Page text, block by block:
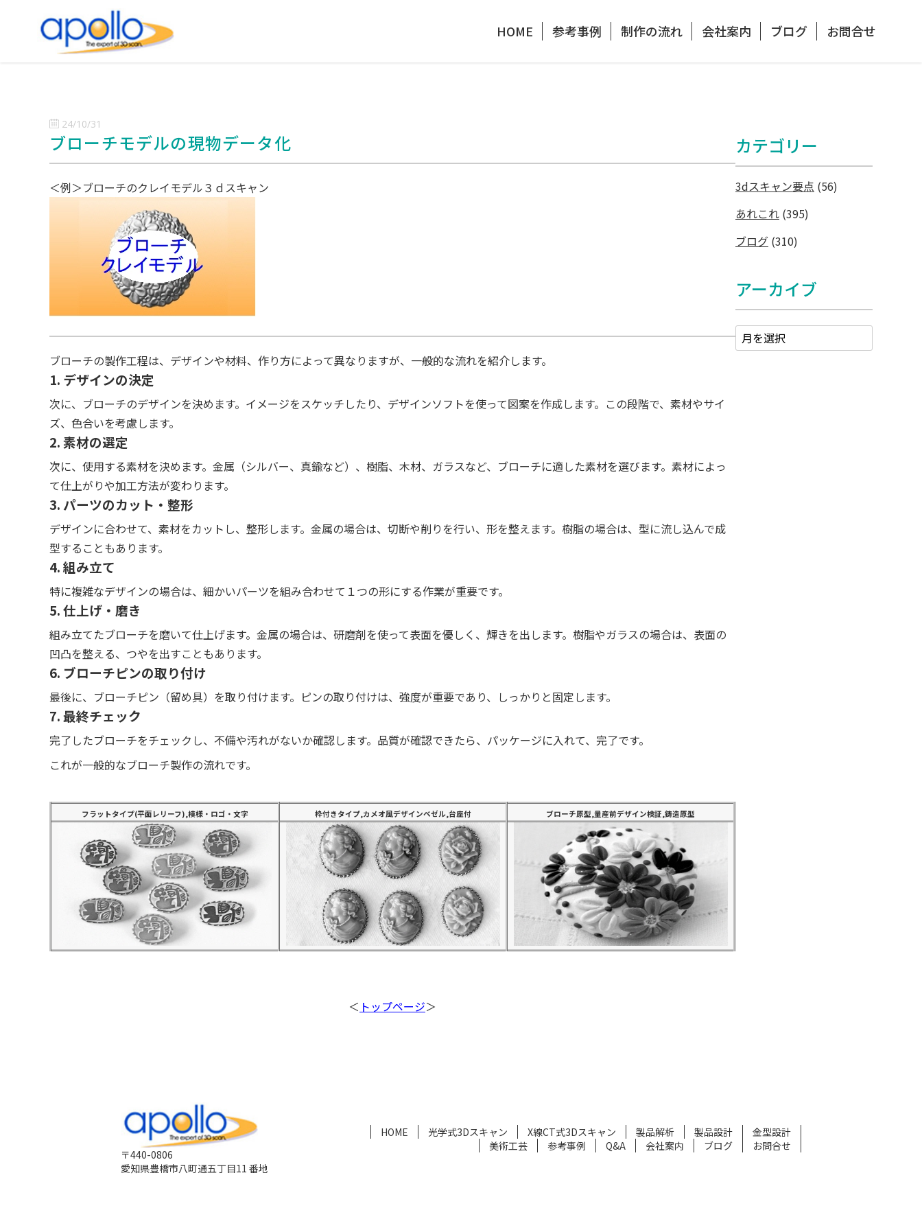
HOME 参考事例 制作の流れ 会社案内 ブログ お問合せ
24/10/31
ブローチモデルの現物データ化
＜例＞ブローチのクレイモデル３ｄスキャン
ブローチの製作工程は、デザインや材料、作り方によって異なりますが、一般的な流れを紹介します。
1. デザインの決定
次に、ブローチのデザインを決めます。イメージをスケッチしたり、デザインソフトを使って図案を作成します。この段階で、素材やサイ
ズ、色合いを考慮します。
2. 素材の選定
次に、使用する素材を決めます。金属（シルバー、真鍮など）、樹脂、木材、ガラスなど、ブローチに適した素材を選びます。素材によっ
て仕上がりや加工方法が変わります。
3. パーツのカット・整形
デザインに合わせて、素材をカットし、整形します。金属の場合は、切断や削りを行い、形を整えます。樹脂の場合は、型に流し込んで成
型することもあります。
4. 組み立て
特に複雑なデザインの場合は、細かいパーツを組み合わせて１つの形にする作業が重要です。
5. 仕上げ・磨き
組み立てたブローチを磨いて仕上げます。金属の場合は、研磨剤を使って表面を優しく、輝きを出します。樹脂やガラスの場合は、表面の
凹凸を整える、つやを出すこともあります。
6. ブローチピンの取り付け
最後に、ブローチピン（留め具）を取り付けます。ピンの取り付けは、強度が重要であり、しっかりと固定します。
7. 最終チェック
完了したブローチをチェックし、不備や汚れがないか確認します。品質が確認できたら、パッケージに入れて、完了です。
これが一般的なブローチ製作の流れです。
フラットタイプ(平面レリーフ),模様・ロゴ・文字 枠付きタイプ,カメオ風デザインベゼル,台座付 ブローチ原型,量産前デザイン検証,鋳造原型
＜ トップページ＞
カテゴリー
3dスキャン要点 (56)
あれこれ (395)
ブログ (310)
アーカイブ
〒440-0806
愛知県豊橋市八町通五丁目11 番地
HOME 光学式3Dスキャン X線CT式3Dスキャン 製品解析 製品設計
金型設計
美術工芸
参考事例 Q&A 会社案内 ブログ お問合せ